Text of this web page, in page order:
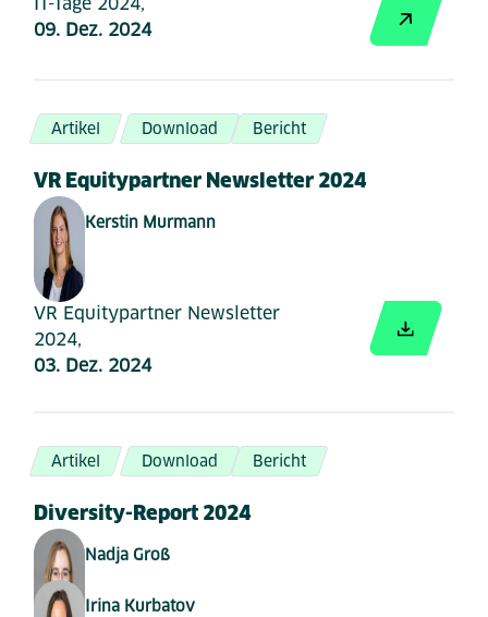
09. Dez. 2024
Artikel Download Bericht
VR Equitypartner Newsletter 2024
Kerstin Murmann
VR Equitypartner Newsletter
2024,
03. Dez. 2024
Artikel Download Bericht
Diversity-Report 2024
Nadja Groß
Irina Kurbatov